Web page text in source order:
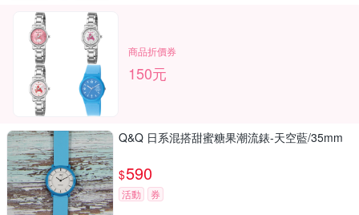
商品折價券
150元
Q&Q 日系混搭甜蜜糖果潮流錶-天空藍/35mm
$590
活動 券